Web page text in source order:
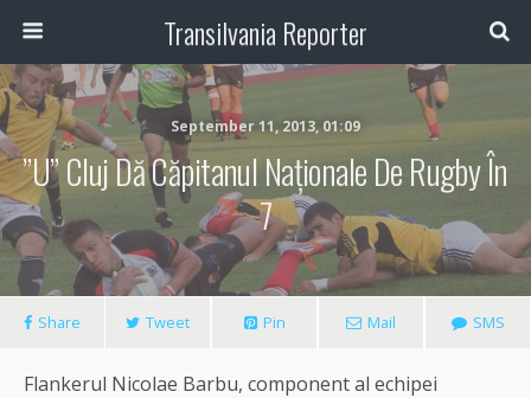
Transilvania Reporter
September 11, 2013, 01:09
”U” Cluj Dă Căpitanul Naționale De Rugby În
7
Share Tweet Pin Mail SMS
Flankerul Nicolae Barbu, component al echipei